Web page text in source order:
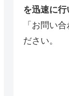
を迅速に行
「お問い
ださい。